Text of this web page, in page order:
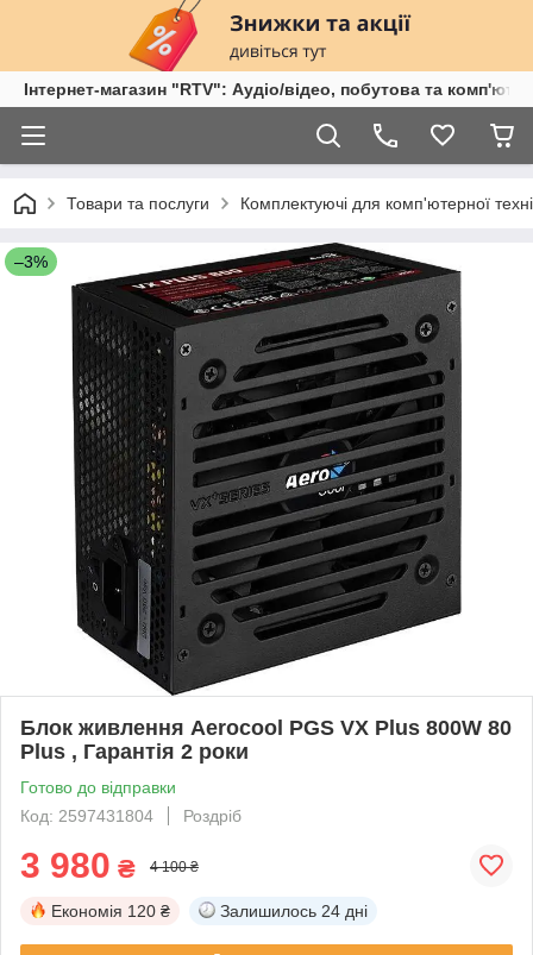
Інтернет-магазин "RTV": Аудіо/відео, побутова та
Товари та послуги Комплектуючі для комп'ютерної
–3%
Блок живлення Aerocool PGS VX Plus 800W 80
Plus , Гарантія 2 роки
Готово до відправки
Код: 2597431804
Роздріб
3 980 ₴ 4 100 ₴
Економія 120 ₴ Залишилось 24 дні